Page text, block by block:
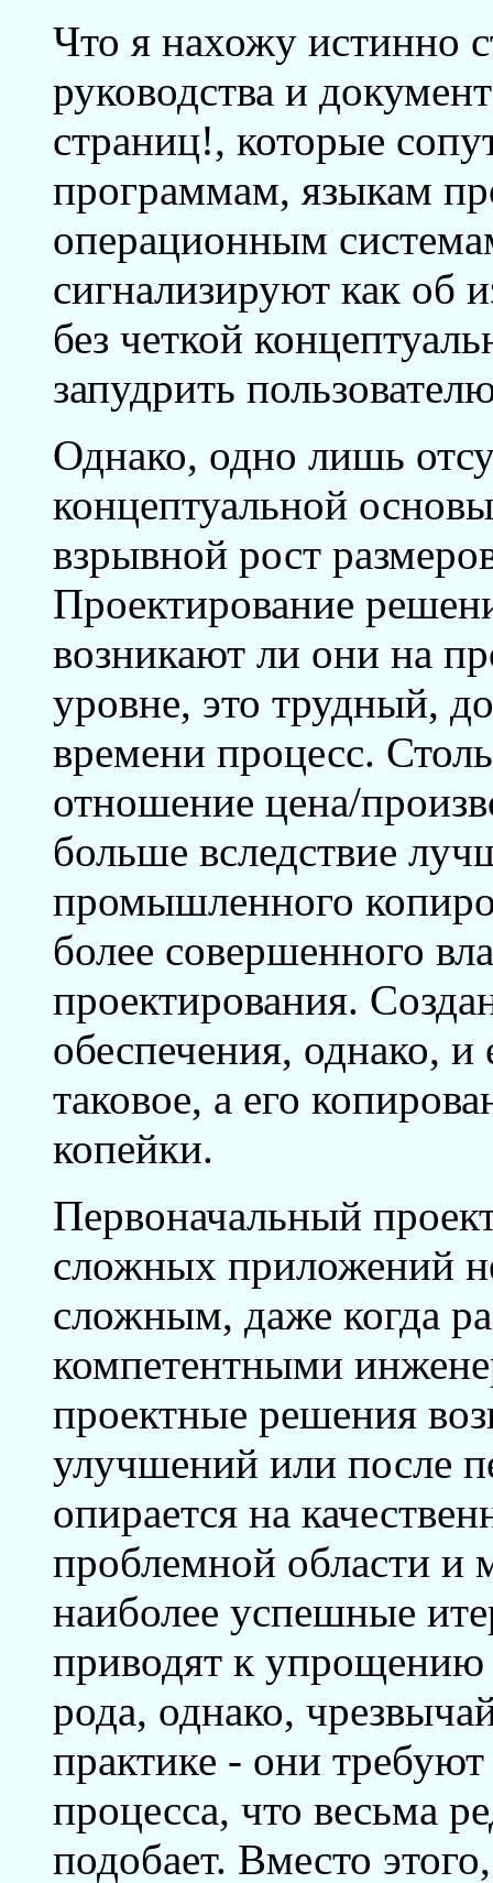
Что я нахожу истинно
руководства и
страниц!, которые
программам, языкам
операционным
сигнализируют как об
без четкой
запудрить
Однако, одно лишь
концептуальной
взрывной рост
Проектирование
возникают ли они на
уровне, это трудный,
времени процесс.
отношение цена/
больше вследствие
промышленного
более совершенного
проектирования.
обеспечения, однако, и
таковое, а его
копейки.
Первоначальный
сложных приложений
сложным, даже когда
компетентными
проектные решения
улучшений или после
опирается на
проблемной области и
наиболее успешные
приводят к
рода, однако,
практике - они
процесса, что весьма
подобает. Вместо